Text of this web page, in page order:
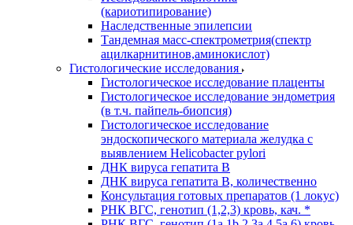
(кариотипирование)
Наследственные эпилепсии
Тандемная масс-спектрометрия(спектр
ацилкарнитинов,аминокислот)
Гистологические исследования
Гистологическое исследование плаценты
Гистологическое исследование эндометрия
(в т.ч. пайпель-биопсия)
Гистологическое исследование
эндоскопического материала желудка с
выявлением Helicobacter pylori
ДНК вируса гепатита B
ДНК вируса гепатита B, количественно
Консультация готовых препаратов (1 локус)
РНК ВГC, генотип (1,2,3) кровь, кач. *